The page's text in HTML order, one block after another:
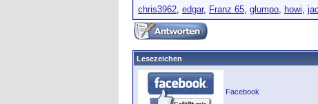
chris3962, edgar, Franz 65, glumpo, howi,
Lesezeichen
Facebook